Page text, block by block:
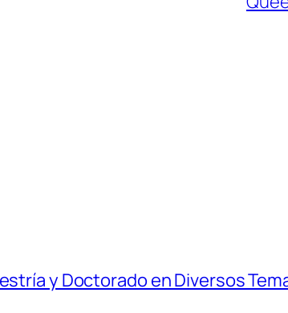
y Doctorado en Diversos